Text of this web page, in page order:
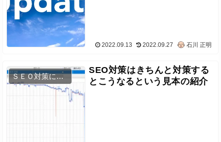
2022.09.13 2022.09.27 石川 正明
ＳＥＯ対策について
SEO対策はきちんと対策する
とこうなるという見本の紹介